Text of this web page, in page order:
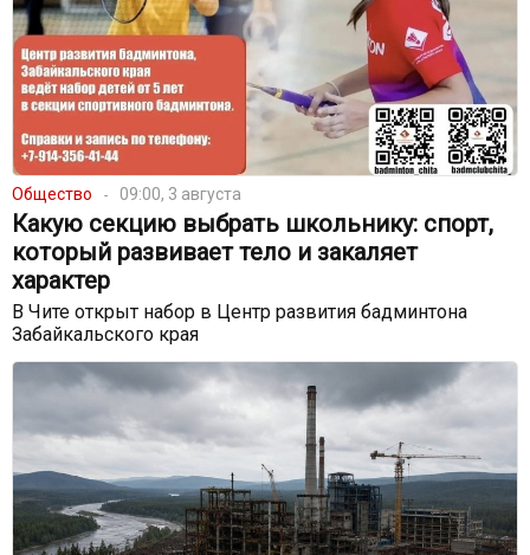
Общество 09:00, 3 августа
Какую секцию выбрать школьнику: спорт,
который развивает тело и закаляет
характер
В Чите открыт набор в Центр развития бадминтона
Забайкальского края